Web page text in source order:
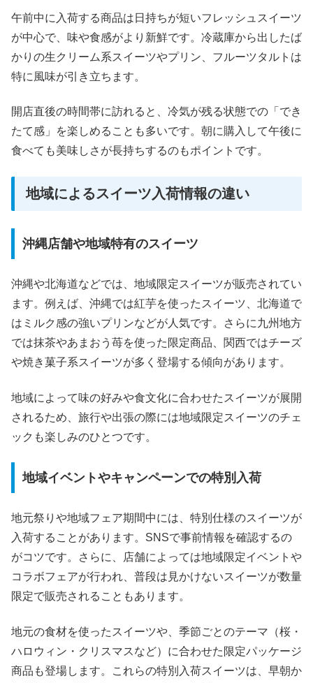
午前中に入荷する商品は日持ちが短いフレッシュスイーツ
が中心で、味や食感がより新鮮です。冷蔵庫から出したば
かりの生クリーム系スイーツやプリン、フルーツタルトは
特に風味が引き立ちます。
開店直後の時間帯に訪れると、冷気が残る状態での「でき
たて感」を楽しめることも多いです。朝に購入して午後に
食べても美味しさが長持ちするのもポイントです。
地域によるスイーツ入荷情報の違い
沖縄店舗や地域特有のスイーツ
沖縄や北海道などでは、地域限定スイーツが販売されてい
ます。例えば、沖縄では紅芋を使ったスイーツ、北海道で
はミルク感の強いプリンなどが人気です。さらに九州地方
では抹茶やあまおう苺を使った限定商品、関西ではチーズ
や焼き菓子系スイーツが多く登場する傾向があります。
地域によって味の好みや食文化に合わせたスイーツが展開
されるため、旅行や出張の際には地域限定スイーツのチェ
ックも楽しみのひとつです。
地域イベントやキャンペーンでの特別入荷
地元祭りや地域フェア期間中には、特別仕様のスイーツが
入荷することがあります。SNSで事前情報を確認するの
がコツです。さらに、店舗によっては地域限定イベントや
コラボフェアが行われ、普段は見かけないスイーツが数量
限定で販売されることもあります。
地元の食材を使ったスイーツや、季節ごとのテーマ（桜・
ハロウィン・クリスマスなど）に合わせた限定パッケージ
商品も登場します。これらの特別入荷スイーツは、早朝か